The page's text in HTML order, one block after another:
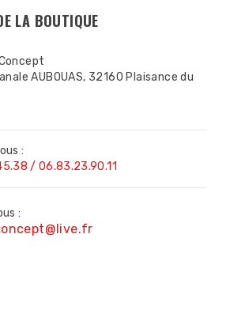
LA BOUTIQUE
AUBOUAS, 32160 Plaisance du
:
/ 06.83.23.90.11
: